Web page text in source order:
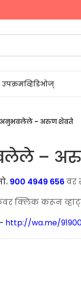
व्हिडिओज्
अनुभवलेले – अरुण शेवते
–
900 4949 656वर
क्लिक करून
http://wa.me/